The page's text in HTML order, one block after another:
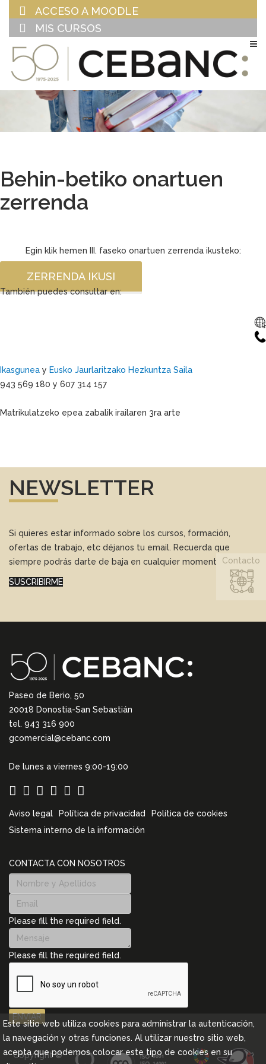
ACCESO A MOODLE
MIS CURSOS
Behin-betiko onartuen
zerrenda
Egin klik hemen III. faseko onartuen zerrenda ikusteko:
ZERRENDA IKUSI
También puedes consultar en:
Ikasgunea y Eusko Jaurlaritzako Hezkuntza Saila
943 569 180 y 607 314 157
Matrikulatzeko epea zabalik irailaren 3ra arte
NEWSLETTER
Si quieres estar informado sobre los cursos, formación,
ofertas de trabajo, etc déjanos tu email. Recuerda que
siempre podrás darte de baja en cualquier momento.
SUSCRIBIRME
Paseo de Berio, 50
20018 Donostia-San Sebastián
tel. 943 316 900
gcomercial@cebanc.com
De lunes a viernes 9:00-19:00
Aviso legal Política de privacidad
Política de cookies
Sistema interno de la información
CONTACTA CON NOSOTROS
Please fill the required field.
Please fill the required field.
ENVIAR
Contacto
Copyright ©
Este sitio web utiliza cookies para administrar la autenticación,
la navegación y otras funciones. Al utilizar nuestro sitio web,
acepta que podemos colocar este tipo de cookies en su